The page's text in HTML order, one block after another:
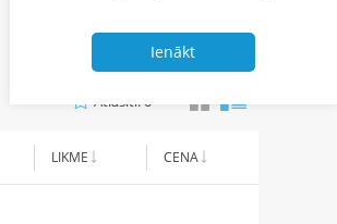
Atlasīti: 0
LIKME CENA
Ienākt